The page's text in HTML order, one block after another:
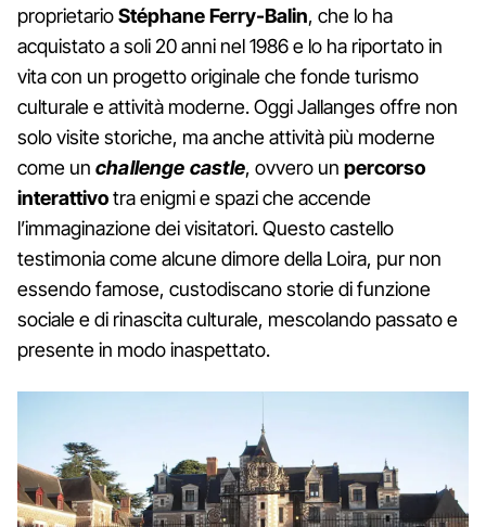
proprietarioStéphane Ferry‑Balin, che lo ha
acquistato a soli 20 anni nel 1986 e lo ha riportato in
vita con un progetto originale che fonde turismo
culturale e attività moderne. Oggi Jallanges offre non
solo visite storiche, ma anche attività più moderne
come un challenge castle, ovvero un percorso
interattivotra enigmi e spazi che accende
l’immaginazione dei visitatori. Questo castello
testimonia come alcune dimore della Loira, pur non
essendo famose, custodiscano storie di funzione
sociale e di rinascita culturale, mescolando passato e
presente in modo inaspettato.